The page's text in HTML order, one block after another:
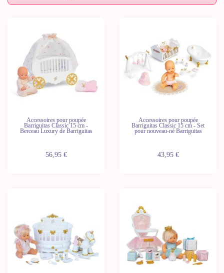
Accessoires pour poupée
Barriguitas Classic 15 cm -
Berceau Luxury de Barriguitas
56,95 €
Accessoires pour poupée
Barriguitas Classic 15 cm - Set
pour nouveau-né Barriguitas
43,95 €